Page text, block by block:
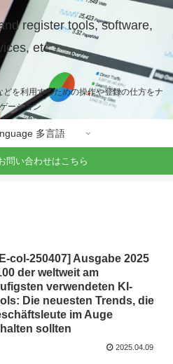
register tools, software,
etc.
を利用するための操作や登録の仕方をナ
ーション
多言語
い合わせはこちら
col-250407] Ausgabe 2025
der weltweit am
verwendeten KI-
Die neuesten Trends, die
im Auge
sollten
2025.04.09